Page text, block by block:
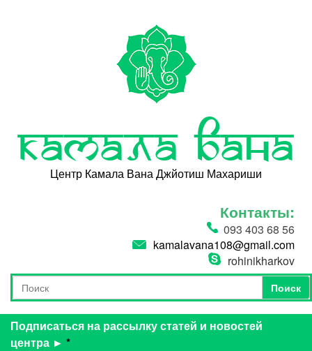
Камала Вана
Центр Камала Вана Джйотиш Махариши
Контакты:
093 403 68 56
kamalavana108@gmail.com
rohinikharkov
Форма поиска
Поиск
Поиск
Подписаться на рассылку статей и новостей
центра ► *